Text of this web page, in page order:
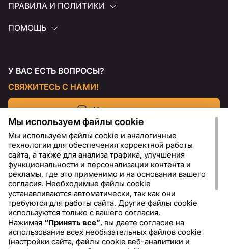
ПРАВИЛА И ПОЛИТИКИ
ПОМОЩЬ
У ВАС ЕСТЬ ВОПРОСЫ?
СВЯЖИТЕСЬ С НАМИ!
Напишите нам
RU USD - US Dollar ($)
Мы используем файлы cookie
Мы используем файлы cookie и аналогичные
технологии для обеспечения корректной работы
сайта, а также для анализа трафика, улучшения
функциональности и персонализации контента и
рекламы, где это применимо и на основании вашего
согласия. Необходимые файлы cookie
устанавливаются автоматически, так как они
требуются для работы сайта. Другие файлы cookie
используются только с вашего согласия.
Нажимая “Принять все”, вы даете согласие на
использование всех необязательных файлов cookie
(настройки сайта, файлы cookie веб-аналитики и